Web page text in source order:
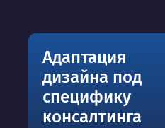
Адаптация
дизайна под
специфику
консалтинга